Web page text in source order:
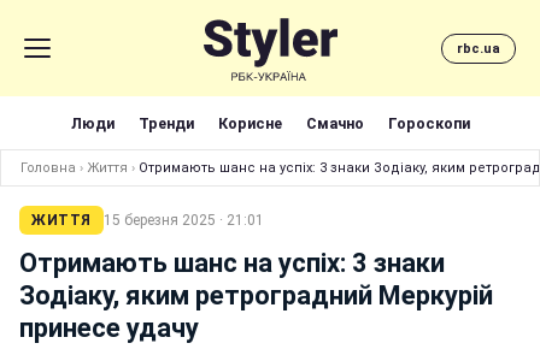
rbc.ua
Люди Тренди Корисне Смачно Гороскопи
Головна › Життя › Отримають шанс на успіх: 3 знаки Зодіаку, яким
ЖИТТЯ 15 березня 2025 · 21:01
Отримають шанс на успіх: 3 знаки
Зодіаку, яким ретроградний Меркурій
принесе удачу